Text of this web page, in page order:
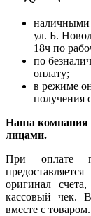
наличными
ул. Б.
18ч по
по
оплату;
в режиме
получения
Наша компания
лицами.
При оплате
оригинал
кассовый чек.
вместе с товаром.